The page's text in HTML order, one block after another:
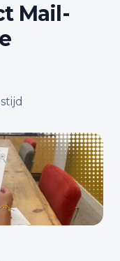
Mail-